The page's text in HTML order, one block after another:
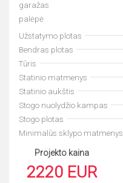
garažas
palėpė
Užstatymo plotas
Bendras plotas
Tūris
Statinio matmenys
Statinio aukštis
Stogo nuolydžio kampas
Stogo plotas
Minimalūs sklypo matmenys
Projekto kaina
2220 EUR